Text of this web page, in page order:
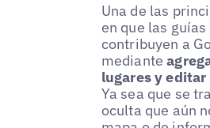
Una de las
en que las
contribuyen a
mediante
lugares y
Ya sea que se
oculta que aún